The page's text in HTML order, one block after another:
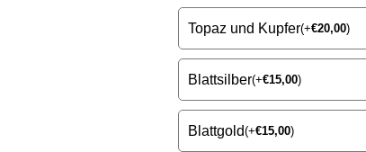
Topaz und Kupfer(+€20,00)
Blattsilber(+€15,00)
Blattgold(+€15,00)